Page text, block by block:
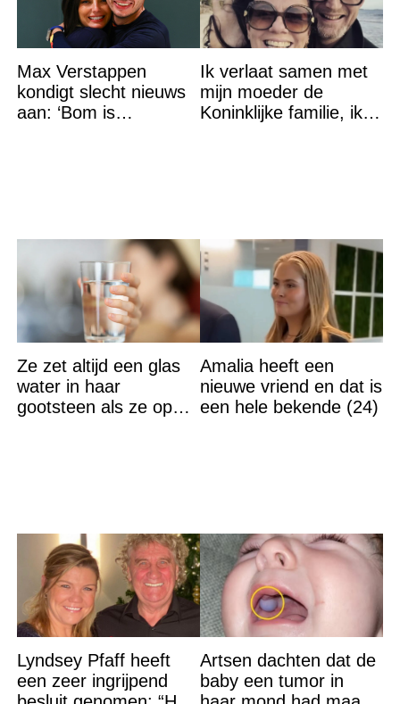
Max Verstappen
kondigt slecht nieuws
aan: ‘Bom is
Ik verlaat samen met
mijn moeder de
Koninklijke familie, ik
Ze zet altijd een glas
water in haar
gootsteen als ze op
Amalia heeft een
nieuwe vriend en dat is
een hele bekende (24)
Lyndsey Pfaff heeft
een zeer ingrijpend
Artsen dachten dat de
baby een tumor in